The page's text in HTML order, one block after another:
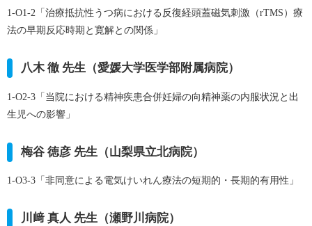
1-O1-2 「治療抵抗性うつ病における反復経頭蓋磁気刺激（rTMS）療
法の早期反応時期と寛解との関係」
八木 徹 先生（愛媛大学医学部附属病院）
1-O2-3 「当院における精神疾患合併妊婦の向精神薬の内服状況と出
生児への影響」
梅谷 徳彦 先生（山梨県立北病院）
1-O3-3 「非同意による電気けいれん療法の短期的・長期的有用性」
川﨑 真人 先生（瀬野川病院）